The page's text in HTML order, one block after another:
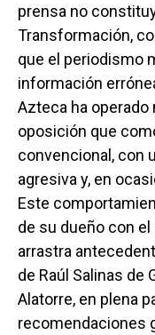
prensa no
Transformación,
que el periodismo
información
Azteca ha
oposición que
convencional, con
agresiva y, en
Este
de su dueño con
arrastra
de Raúl Salinas de
Alatorre, en plena
recomendaciones